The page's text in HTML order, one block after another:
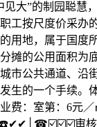
大”的制园聪慧
工按尺度价采办
用地，属于国度
摊的公用面积为
市公共通道、沿
生的一个手续。
费：室第：6元
☎️✔✔│☎☑️☑️☑️审核